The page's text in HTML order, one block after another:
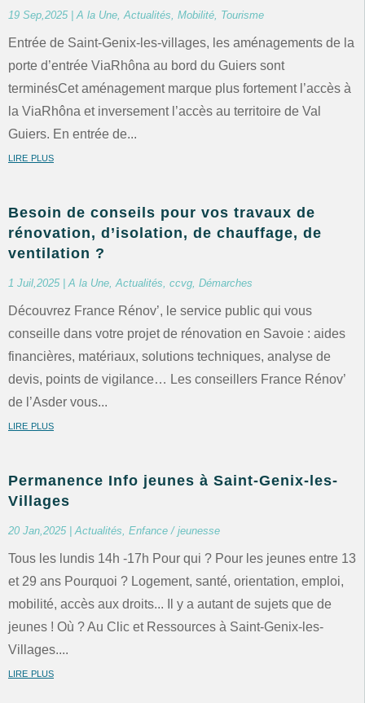
19 Sep,2025 A la Une Actualités Mobilité Tourisme
Entrée de Saint-Genix-les-villages, les aménagements de la
porte d’entrée ViaRhôna au bord du Guiers sont
terminésCet aménagement marque plus fortement l’accès à
la ViaRhôna et inversement l’accès au territoire de Val
Guiers. En entrée de...
lire plus
Besoin de conseils pour vos travaux de
rénovation, d’isolation, de chauffage, de
ventilation ?
1 Juil,2025 A la Une Actualités ccvg Démarches
Découvrez France Rénov’, le service public qui vous
conseille dans votre projet de rénovation en Savoie : aides
financières, matériaux, solutions techniques, analyse de
devis, points de vigilance… Les conseillers France Rénov’
de l’Asder vous...
lire plus
Permanence Info jeunes à Saint-Genix-les-
Villages
20 Jan,2025 Actualités Enfance / jeunesse
Tous les lundis 14h -17h Pour qui ? Pour les jeunes entre 13
et 29 ans Pourquoi ? Logement, santé, orientation, emploi,
mobilité, accès aux droits... Il y a autant de sujets que de
jeunes ! Où ? Au Clic et Ressources à Saint-Genix-les-
Villages....
lire plus